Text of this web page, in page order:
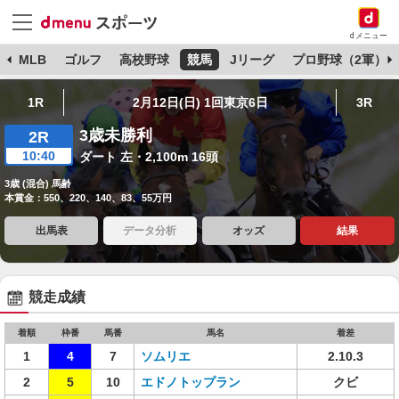
dメニュー
MLB ゴルフ 高校野球 競馬 Jリーグ プロ野球（2軍）
1R 2月12日(日) 1回東京6日 3R
2R
10:40
3歳未勝利
ダート 左・2,100m 16頭
3歳 (混合) 馬齢
本賞金：550、220、140、83、55万円
出馬表 データ分析 オッズ 結果
競走成績
着順 枠番 馬番 馬名 着差
1 4 7 ソムリエ
2.10.3
2
5 10 エドノトップラン クビ